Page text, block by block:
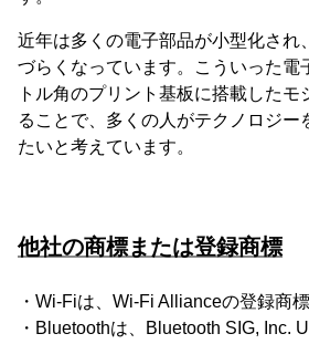
近年は多くの電子部品が小型化され
づらくなっています。こういった電
トル角のプリント基板に搭載した
ることで、多くの人がテクノロジー
たいと考えています。
他社の商標または登録商標
・Wi-Fiは、Wi-Fi Allianceの登録商標
・Bluetoothは、Bluetooth SIG, Inc.